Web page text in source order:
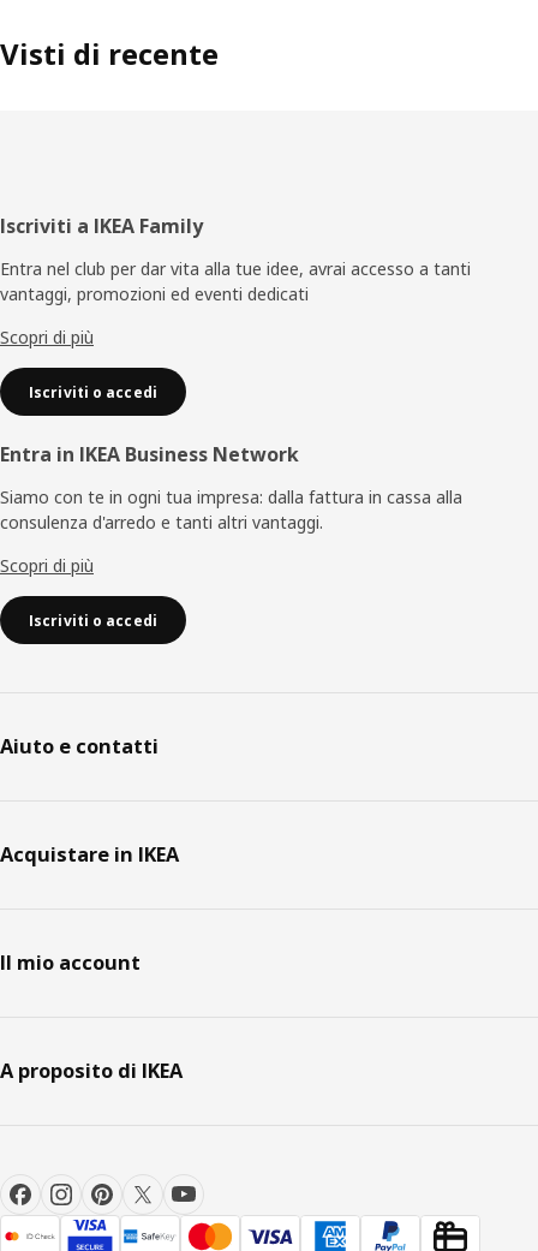
Visti di recente
Piè
di
pagina
Iscriviti a IKEA Family
Entra nel club per dar vita alla tue idee, avrai accesso a tanti
vantaggi, promozioni ed eventi dedicati
Scopri di più
Iscriviti o accedi
Entra in IKEA Business Network
Siamo con te in ogni tua impresa: dalla fattura in cassa alla
consulenza d'arredo e tanti altri vantaggi.
Scopri di più
Iscriviti o accedi
Aiuto e contatti
Acquistare in IKEA
Il mio account
A proposito di IKEA